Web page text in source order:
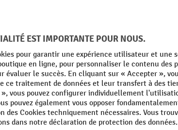
Flux de matières FIFO (Premier
2 Variantes
Rallonge arrière pour rayonnage de
TRESTON
Module d'extension arrière pour
stockage